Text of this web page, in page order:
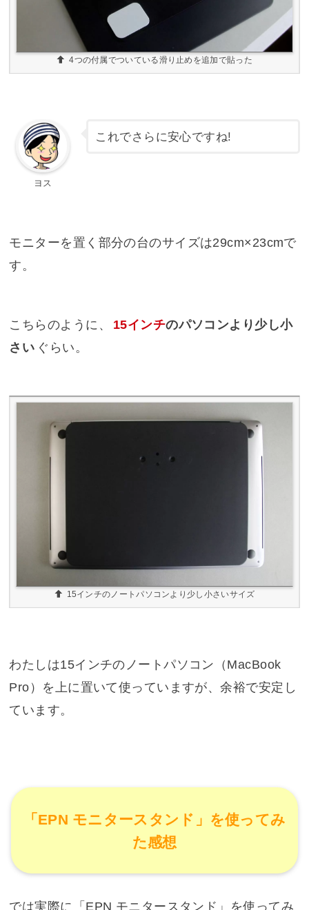
4つの付属でついている滑り止めを追加で貼った
ヨス
これでさらに安心ですね!
モニターを置く部分の台のサイズは29cm×23cmで
す。
こちらのように、 15インチのパソコンより少し小
さい ぐらい。
15インチのノートパソコンより少し小さいサイズ
わたしは15インチのノートパソコン（MacBook
Pro）を上に置いて使っていますが、余裕で安定し
ています。
「EPN モニタースタンド」を使ってみ
た感想
では実際に「EPN モニタースタンド」を使ってみ